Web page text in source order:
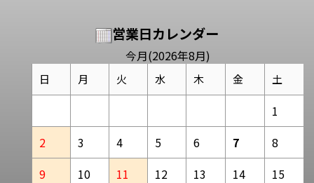
営業日カレンダー
今月(2026年8月)
日 月 火 水 木 金 土
1
2
3 4 5 6 7
8
9
10 11 12 13 14
15